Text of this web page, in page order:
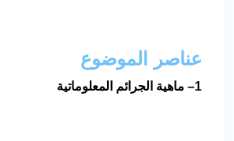
عناصر الموضوع
1
– ماهية الجرائم المعلوماتية